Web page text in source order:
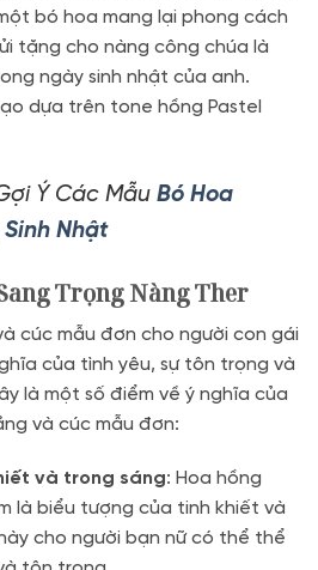
bó hoa mang lại phong cách
tặng cho nàng công chúa là
ngày sinh nhật của anh.
dựa trên tone hồng Pastel
Ý Các Mẫu Bó Hoa
Nhật
Trọng Nàng Ther
cúc mẫu đơn cho người con gái
của tình yêu, sự tôn trọng và
là một số điểm về ý nghĩa của
và cúc mẫu đơn:
và trong sáng: Hoa hồng
là biểu tượng của tinh khiết và
cho người bạn nữ có thể thể